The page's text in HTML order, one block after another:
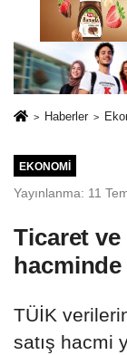
Haberler
EKONOMI
Yayınlanma: 11
Ticaret ve
hacminde
TÜİK
satış hacmi